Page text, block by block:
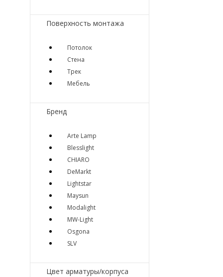
Поверхность монтажа
Потолок
Стена
Трек
Мебель
Бренд
Arte Lamp
Blesslight
CHIARO
DeMarkt
Lightstar
Maysun
Modalight
MW-Light
Osgona
SLV
Цвет арматуры/корпуса